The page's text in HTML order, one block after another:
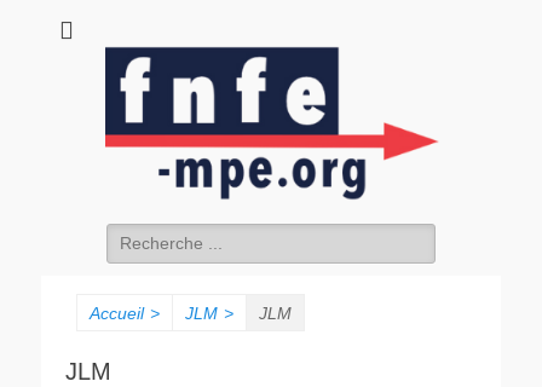
fnfe-mpe.org
Accueil > JLM > JLM
JLM